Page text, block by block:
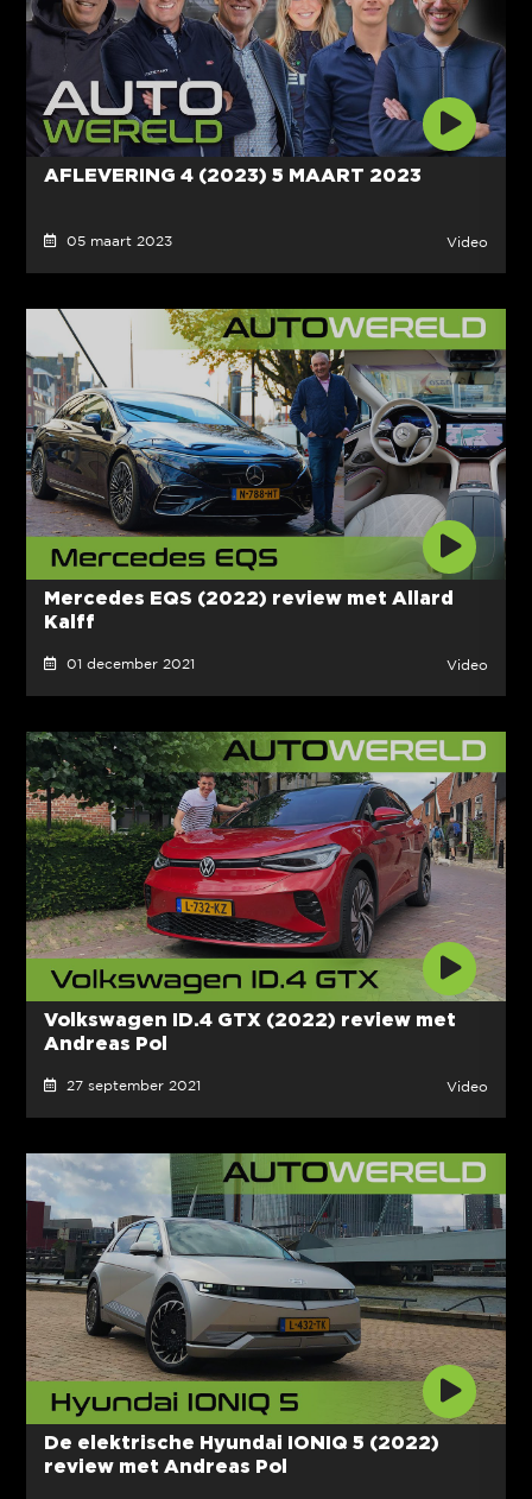
AFLEVERING 4 (2023) 5 MAART 2023
05 maart 2023 Video
Mercedes EQS (2022) review met Allard
Kalff
01 december 2021 Video
Volkswagen ID.4 GTX (2022) review met
Andreas Pol
27 september 2021 Video
De elektrische Hyundai IONIQ 5 (2022)
review met Andreas Pol